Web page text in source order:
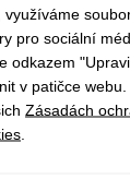
pro sociální
odkazem
v patičce
Zásadách